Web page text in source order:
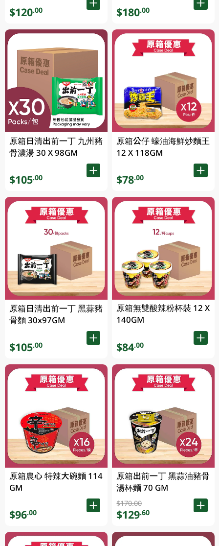
$120.00
原箱日清出前一丁 九州豬
骨濃湯 30 X 98GM
$105.00
原箱日清出前一丁 黑蒜豬
骨麵 30x97GM
$105.00
原箱農心 特辣大碗麵 114
GM
$96.00
$180.00
原箱公仔 蠔油海鮮炒麵王
12 X 118GM
$78.00
原箱無雙酸辣粉杯裝 12 X
140GM
$84.00
原箱出前一丁 黑蒜油豬骨
湯杯麵 70 GM
$170.00
$129.60